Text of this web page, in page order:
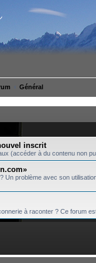
Général
inscrit
(accéder à du contenu non
Un problème avec son
à raconter ? Ce forum